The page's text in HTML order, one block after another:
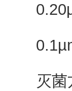
灭菌